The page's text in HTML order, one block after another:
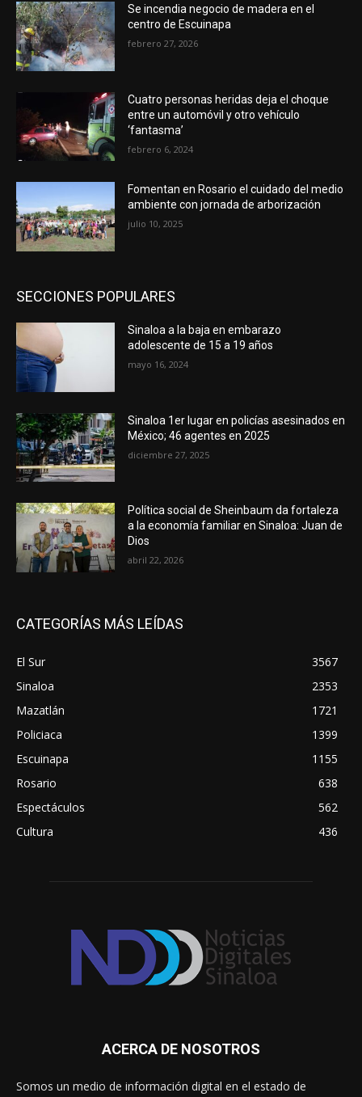
Se incendia negocio de madera en el
centro de Escuinapa
febrero 27, 2026
Cuatro personas heridas deja el choque
entre un automóvil y otro vehículo
‘fantasma’
febrero 6, 2024
Fomentan en Rosario el cuidado del medio
ambiente con jornada de arborización
julio 10, 2025
SECCIONES POPULARES
Sinaloa a la baja en embarazo
adolescente de 15 a 19 años
mayo 16, 2024
Sinaloa 1er lugar en policías asesinados en
México; 46 agentes en 2025
diciembre 27, 2025
Política social de Sheinbaum da fortaleza
a la economía familiar en Sinaloa: Juan de
Dios
abril 22, 2026
CATEGORÍAS MÁS LEÍDAS
El Sur
3567
Sinaloa
2353
Mazatlán
1721
Policiaca
1399
Escuinapa
1155
Rosario
638
Espectáculos
562
Cultura
436
ACERCA DE NOSOTROS
Somos un medio de información digital en el estado de